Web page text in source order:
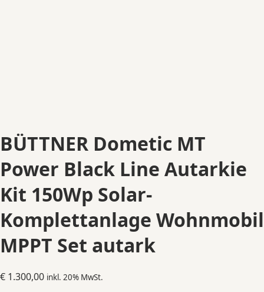
BÜTTNER Dometic MT
Power Black Line Autarkie
Kit 150Wp Solar-
Komplettanlage Wohnmobil
MPPT Set autark
€ 1.300,00 inkl. 20% MwSt.